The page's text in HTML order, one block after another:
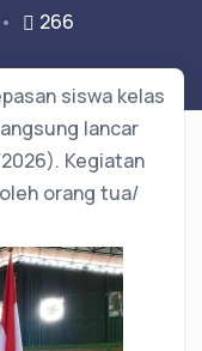
266
siswa kelas
lancar
Kegiatan
orang tua/